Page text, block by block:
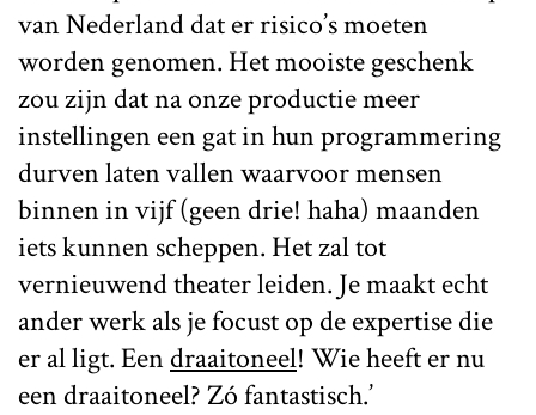
van Nederland dat er risico’s moeten
worden genomen. Het mooiste geschenk
zou zijn dat na onze productie meer
instellingen een gat in hun programmering
durven laten vallen waarvoor mensen
binnen in vijf (geen drie! haha) maanden
iets kunnen scheppen. Het zal tot
vernieuwend theater leiden. Je maakt echt
ander werk als je focust op de expertise die
er al ligt. Eendraaitoneel! Wie heeft er nu
een draaitoneel? Zó fantastisch.’